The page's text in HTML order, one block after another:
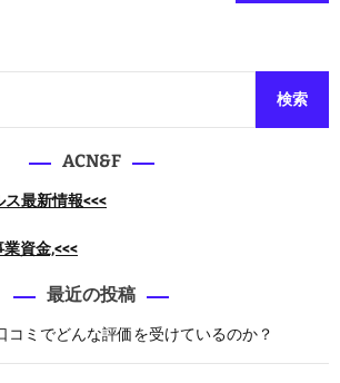
ACN&F
ス最新情報<<<
資金,<<<
最近の投稿
コミでどんな評価を受けているのか？